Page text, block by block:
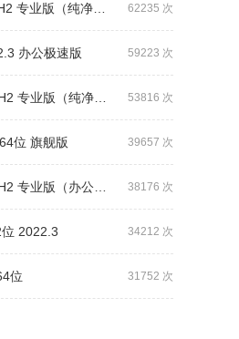
62235 次
业版（纯净版）
59223 次
办公极速版
53816 次
业版（纯净版）
39657 次
位 旗舰版
38176 次
业版（办公版）
34212 次
2022.3
31752 次
位